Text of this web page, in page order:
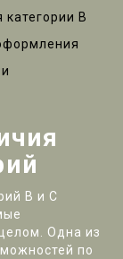
В
В и С
Одна из
по